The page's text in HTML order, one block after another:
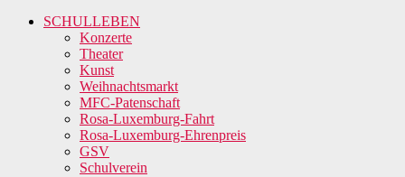
SCHULLEBEN
Konzerte
Theater
Kunst
Weihnachtsmarkt
MFC-Patenschaft
Rosa-Luxemburg-Fahrt
Rosa-Luxemburg-Ehrenpreis
GSV
Schulverein